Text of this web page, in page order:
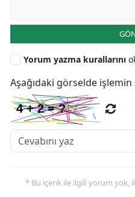
Yorum yazma kurallarını
Aşağıdaki görselde işlemin
* Bu içerik ile ilgili yorum yok,